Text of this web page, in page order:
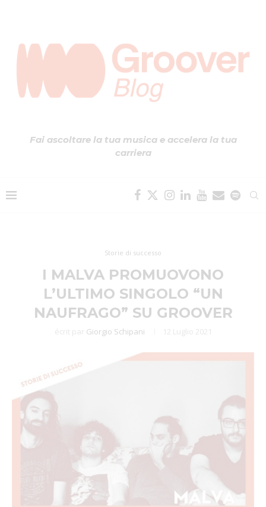
Fai ascoltare la tua musica e accelera la tua
carriera
Storie di successo
I MALVA PROMUOVONO
L’ULTIMO SINGOLO “UN
NAUFRAGO” SU GROOVER
écrit par Giorgio Schipani 12 Luglio 2021